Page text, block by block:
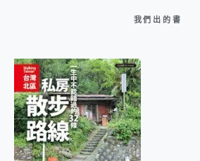
我們出的書